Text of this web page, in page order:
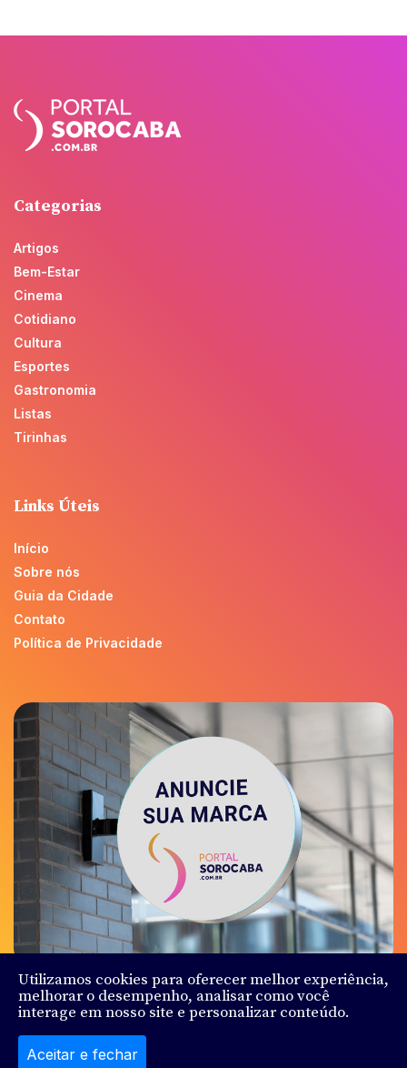
Categorias
Artigos
Bem-Estar
Cinema
Cotidiano
Cultura
Esportes
Gastronomia
Listas
Tirinhas
Links Úteis
Início
Sobre nós
Guia da Cidade
Contato
Política de Privacidade
© Sorocaba.Com - Todos os direitos reservados - Feito
Utilizamos cookies para oferecer melhor experiência,
melhorar o desempenho, analisar como você
interage em nosso site e personalizar conteúdo.
Aceitar e fechar